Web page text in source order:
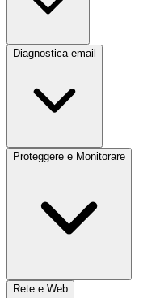
Diagnostica email
Proteggere e Monitorare
Rete e Web